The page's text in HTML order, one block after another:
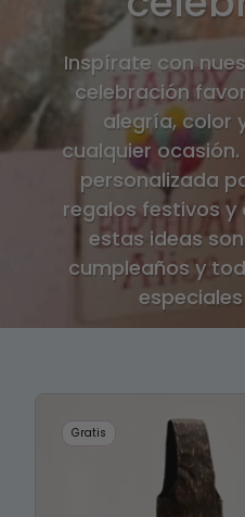
Inspírate con
celebración
alegría, color
cualquier
personalizada
regalos festivos y
estas ideas
cumpleaños y
Gratis